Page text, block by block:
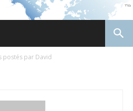
postés par David